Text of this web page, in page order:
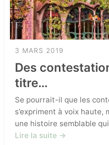
3 MARS 2019
Des
titre…
Se pourrait-il que les
s’expriment à voix haute,
une histoire semblable
Lire la suite →